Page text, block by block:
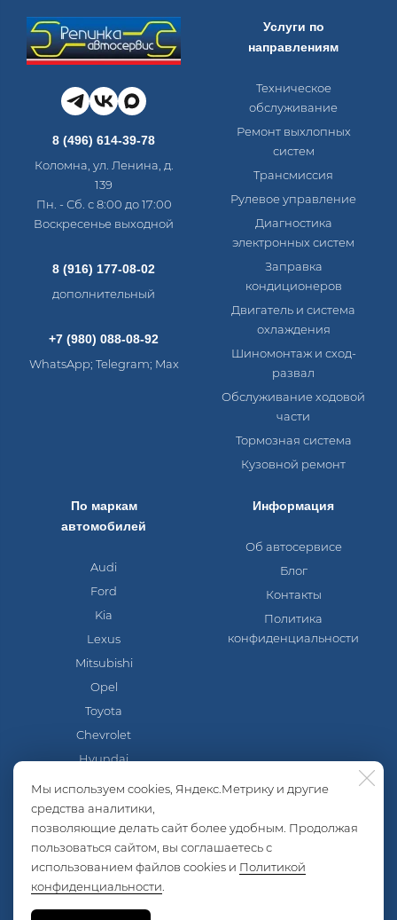
Мы используем cookies, Яндекс.Метрику и другие
средства аналитики,
позволяющие делать сайт более удобным. Продолжая
пользоваться сайтом, вы соглашаетесь с
использованием файлов cookies и Политикой
конфиденциальности
8 (496) 614-39-78
Коломна, ул. Ленина, д.
139
Пн. - Сб. с 8:00 до 17:00
Воскресенье выходной
8 (916) 177-08-02
дополнительный
+7 (980) 088-08-92
WhatsApp; Telegram; Max
Услуги по
направлениям
Техническое
обслуживание
Ремонт выхлопных
систем
Трансмиссия
Рулевое управление
Диагностика
электронных систем​
Заправка
кондиционеров
Двигатель и система
охлаждения
Шиномонтаж и сход-
развал
Обслуживание ходовой
части
Тормозная система
Кузовной ремонт
По маркам
автомобилей
Audi
Ford
Kia
Lexus
Mitsubishi
Opel
Toyota
Chevrolet
Hyundai
Nissan
Skoda
Volkswagen
Информация
Об автосервисе
Блог
Контакты
Политика
конфиденциальности